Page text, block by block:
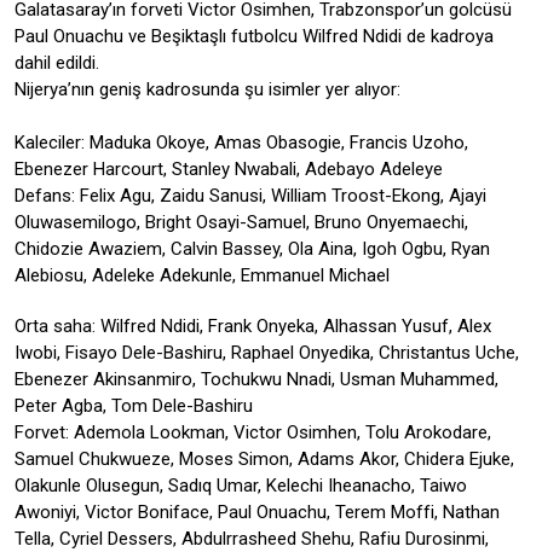
Galatasaray’ın forveti Victor Osimhen, Trabzonspor’un golcüsü
Paul Onuachu ve Beşiktaşlı futbolcu Wilfred Ndidi de kadroya
dahil edildi.
Nijerya’nın geniş kadrosunda şu isimler yer alıyor:
Kaleciler: Maduka Okoye, Amas Obasogie, Francis Uzoho,
Ebenezer Harcourt, Stanley Nwabali, Adebayo Adeleye
Defans: Felix Agu, Zaidu Sanusi, William Troost-Ekong, Ajayi
Oluwasemilogo, Bright Osayi-Samuel, Bruno Onyemaechi,
Chidozie Awaziem, Calvin Bassey, Ola Aina, Igoh Ogbu, Ryan
Alebiosu, Adeleke Adekunle, Emmanuel Michael
Orta saha: Wilfred Ndidi, Frank Onyeka, Alhassan Yusuf, Alex
Iwobi, Fisayo Dele-Bashiru, Raphael Onyedika, Christantus Uche,
Ebenezer Akinsanmiro, Tochukwu Nnadi, Usman Muhammed,
Peter Agba, Tom Dele-Bashiru
Forvet: Ademola Lookman, Victor Osimhen, Tolu Arokodare,
Samuel Chukwueze, Moses Simon, Adams Akor, Chidera Ejuke,
Olakunle Olusegun, Sadıq Umar, Kelechi Iheanacho, Taiwo
Awoniyi, Victor Boniface, Paul Onuachu, Terem Moffi, Nathan
Tella, Cyriel Dessers, Abdulrrasheed Shehu, Rafiu Durosinmi,